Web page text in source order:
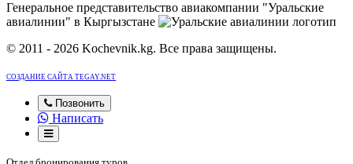
Генеральное представительство авиакомпании "Уральские
авиалинии" в Кыргызстане
© 2011 - 2026 Kochevnik.kg. Все права защищены.
СОЗДАНИЕ САЙТА TEGAY.NET
Позвонить
Написать